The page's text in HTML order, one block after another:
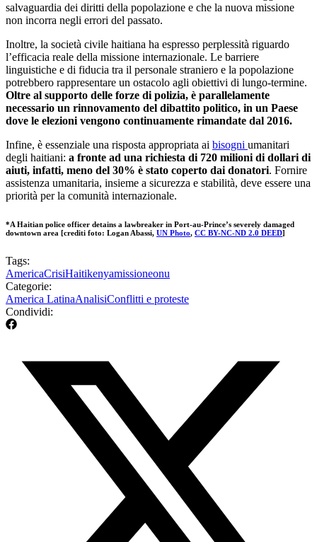
salvaguardia dei diritti della popolazione e che la nuova missione
non incorra negli errori del passato.
Inoltre, la società civile haitiana ha espresso perplessità riguardo
l’efficacia reale della missione internazionale. Le barriere
linguistiche e di fiducia tra il personale straniero e la popolazione
potrebbero rappresentare un ostacolo agli obiettivi di lungo-termine.
Oltre al supporto delle forze di polizia, è parallelamente
necessario un rinnovamento del dibattito politico, in un Paese
dove le elezioni vengono continuamente rimandate dal 2016.
Infine, è essenziale una risposta appropriata ai bisogni umanitari
degli haitiani: a fronte ad una richiesta di 720 milioni di dollari di
aiuti, infatti, meno del 30% è stato coperto dai donatori. Fornire
assistenza umanitaria, insieme a sicurezza e stabilità, deve essere una
priorità per la comunità internazionale.
*A Haitian police officer detains a lawbreaker in Port-au-Prince’s severely damaged
downtown area [crediti foto: Logan Abassi, UN Photo, CC BY-NC-ND 2.0 DEED]
Tags:
AmericaCrisiHaitikenyamissioneonu
Categorie:
America LatinaAnalisiConflitti e proteste
Condividi: